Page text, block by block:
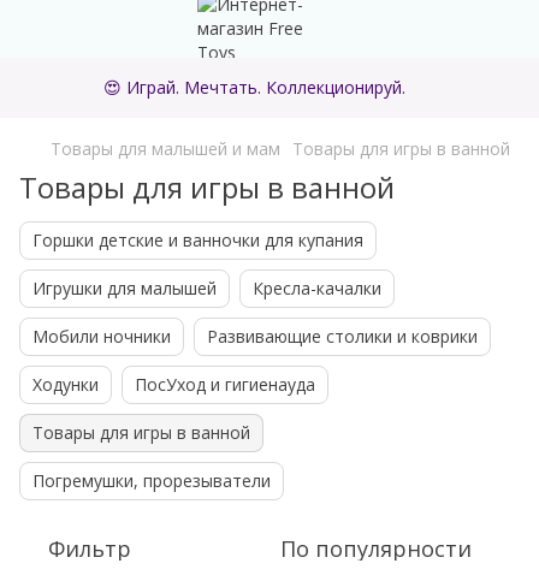
😍 Играй. Мечтать. Коллекционируй.
Товары для малышей и мам Товары для игры в ванной
Товары для игры в ванной
Горшки детские и ванночки для купания
Игрушки для малышей Кресла-качалки
Мобили ночники Развивающие столики и коврики
Ходунки ПосУход и гигиенауда
Товары для игры в ванной
Погремушки, прорезыватели
Фильтр По популярности